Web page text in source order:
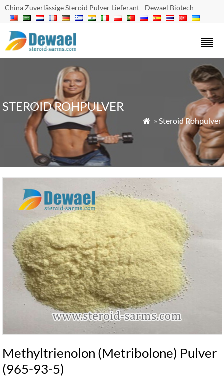
China Zuverlässige Steroid Pulver Lieferant - Dewael Biotech
STEROID ROHPULVER
 » Steroid Rohpulver
Methyltrienolon (Metribolone) Pulver
(965-93-5)